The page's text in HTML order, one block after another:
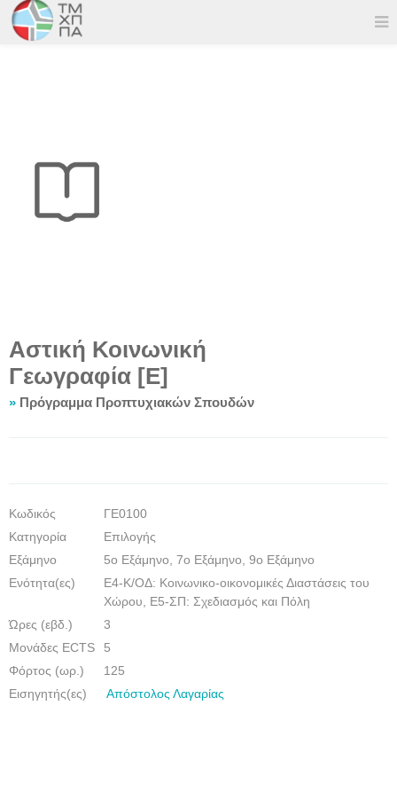
Αστική Κοινωνική
Γεωγραφία [E]
» Πρόγραμμα Προπτυχιακών Σπουδών
Κωδικός
ΓΕ0100
Κατηγορία
Επιλογής
Εξάμηνο
5ο Εξάμηνο, 7ο Εξάμηνο, 9ο Εξάμηνο
Eνότητα(ες)
Ε4-Κ/ΟΔ: Κοινωνικο-οικονομικές Διαστάσεις του
Χώρου, Ε5-ΣΠ: Σχεδιασμός και Πόλη
Ώρες (εβδ.)
3
Μονάδες ECTS
5
Φόρτος (ωρ.)
125
Εισηγητής(ες)
Απόστολος Λαγαρίας